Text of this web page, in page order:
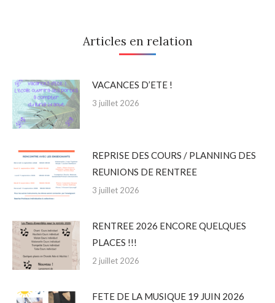
Articles en relation
VACANCES D’ETE !
3 juillet 2026
REPRISE DES COURS / PLANNING DES
REUNIONS DE RENTREE
3 juillet 2026
RENTREE 2026 ENCORE QUELQUES
PLACES !!!
2 juillet 2026
FETE DE LA MUSIQUE 19 JUIN 2026